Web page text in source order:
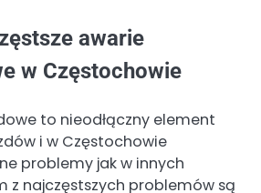
awarie
w Częstochowie
to nieodłączny element
i w Częstochowie
problemy jak w innych
z najczęstszych problemów są